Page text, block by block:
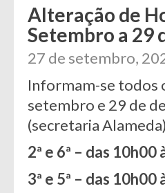
Alteração de
Setembro a 29
27 de setembro,
Informam-se todos
setembro e 29 de
(secretaria
2ª e 6ª – das
3ª e 5ª – das